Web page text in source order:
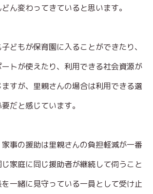
ん変わってきていると思います。
どもが保育園に入ることができたり、
トが使えたり、利用できる社会資源が
すが、里親さんの場合は利用できる選
だと感じています。
事の援助は里親さんの負担軽減が一番
家庭に同じ援助者が継続して伺うこと
一緒に見守っている一員として受け止